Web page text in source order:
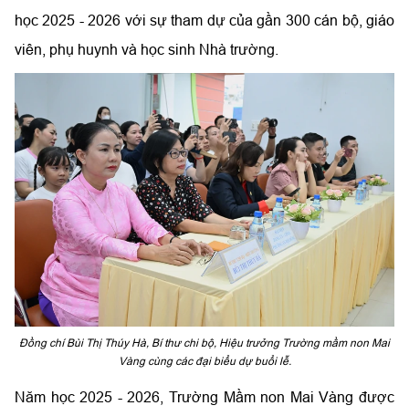
học 2025 - 2026 với sự tham dự của gần 300 cán bộ, giáo
viên, phụ huynh và học sinh Nhà trường.
Đồng chí Bùi Thị Thúy Hà, Bí thư chi bộ, Hiệu trưởng Trường mầm non Mai
Vàng cùng các đại biểu dự buổi lễ.
Năm học 2025 - 2026, Trường Mầm non Mai Vàng đ­ược